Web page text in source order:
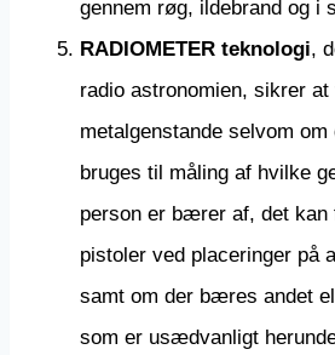
gennem røg, ildebrand og i
RADIOMETER teknologi,
radio astronomien, sikrer
metalgenstande selvom
bruges til måling af hvilke
person er bærer af, det
pistoler ved placeringer på
samt om der bæres andet
som er usædvanligt